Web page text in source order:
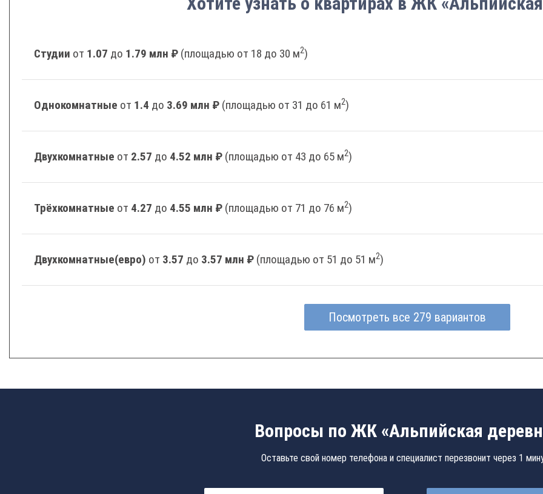
Студии от 1.07 до 1.79 млн ₽ (площадью от 18 до 30 м2)
Однокомнатные от 1.4 до 3.69 млн ₽ (площадью от 31 до 61 м2)
Двухкомнатные от 2.57 до 4.52 млн ₽ (площадью от 43 до 65 м2)
Трёхкомнатные от 4.27 до 4.55 млн ₽ (площадью от 71 до 76 м2)
Двухкомнатные(евро) от 3.57 до 3.57 млн ₽ (площадью от 51 до 51 м2)
Посмотреть все 279 вариантов
Вопросы по ЖК «Альпийская
Оставьте свой номер телефона и специалист перезвонит через 1